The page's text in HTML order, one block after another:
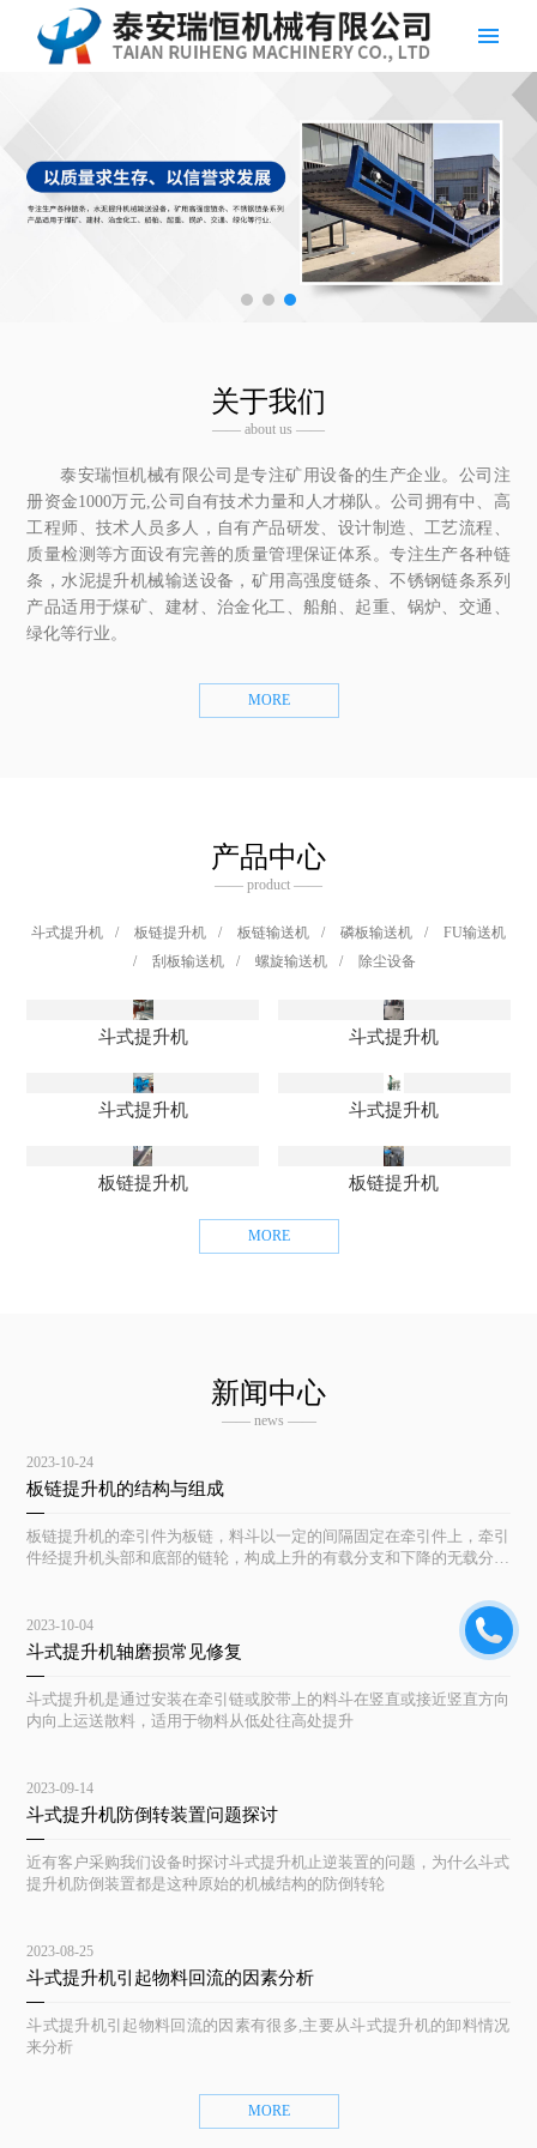
关于我们
—— about us ——
泰安瑞恒机械有限公司是专注矿用设备的生产企业。公司注
册资金1000万元,公司自有技术力量和人才梯队。公司拥有中、高
工程师、技术人员多人，自有产品研发、设计制造、工艺流程、
质量检测等方面设有完善的质量管理保证体系。专注生产各种链
条，水泥提升机械输送设备，矿用高强度链条、不锈钢链条系列
产品适用于煤矿、建材、治金化工、船舶、起重、锅炉、交通、
绿化等行业。
MORE
产品中心
—— product ——
斗式提升机 / 板链提升机 / 板链输送机 / 磷板输送机 /
FU输送机
/
刮板输送机 / 螺旋输送机 / 除尘设备
斗式提升机 斗式提升机
斗式提升机 斗式提升机
板链提升机 板链提升机
MORE
新闻中心
—— news ——
2023-10-24
板链提升机的结构与组成
板链提升机的牵引件为板链，料斗以一定的间隔固定在牵引件上，牵引
件经提升机头部和底部的链轮，构成上升的有载分支和下降的无载分支
2023-10-04
斗式提升机轴磨损常见修复
斗式提升机是通过安装在牵引链或胶带上的料斗在竖直或接近竖直方向
内向上运送散料，适用于物料从低处往高处提升
2023-09-14
斗式提升机防倒转装置问题探讨
近有客户采购我们设备时探讨斗式提升机止逆装置的问题，为什么斗式
提升机防倒装置都是这种原始的机械结构的防倒转轮
2023-08-25
斗式提升机引起物料回流的因素分析
斗式提升机引起物料回流的因素有很多,主要从斗式提升机的卸料情况
来分析
MORE